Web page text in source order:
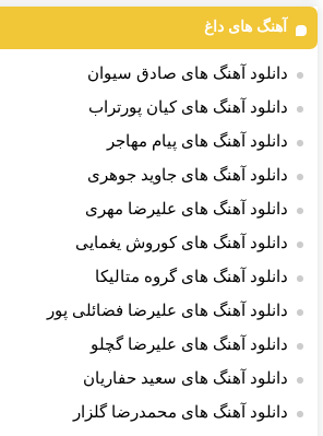
آهنگ های داغ
دانلود آهنگ های صادق سیوان
دانلود آهنگ های کیان پورتراب
دانلود آهنگ های پیام مهاجر
دانلود آهنگ های جاوید جوهری
دانلود آهنگ های علیرضا مهری
دانلود آهنگ های کوروش یغمایی
دانلود آهنگ های گروه متالیکا
دانلود آهنگ های علیرضا فضائلی پور
دانلود آهنگ های علیرضا گچلو
دانلود آهنگ های سعید حفاریان
دانلود آهنگ های محمدرضا گلزار